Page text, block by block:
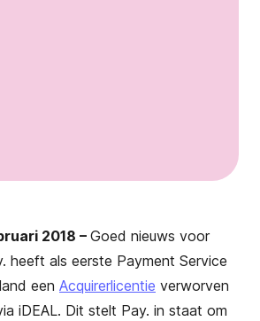
2018 – Goed nieuws voor
heeft als eerste Payment Service
een Acquirerlicentie verworven
iDEAL. Dit stelt Pay. in staat om